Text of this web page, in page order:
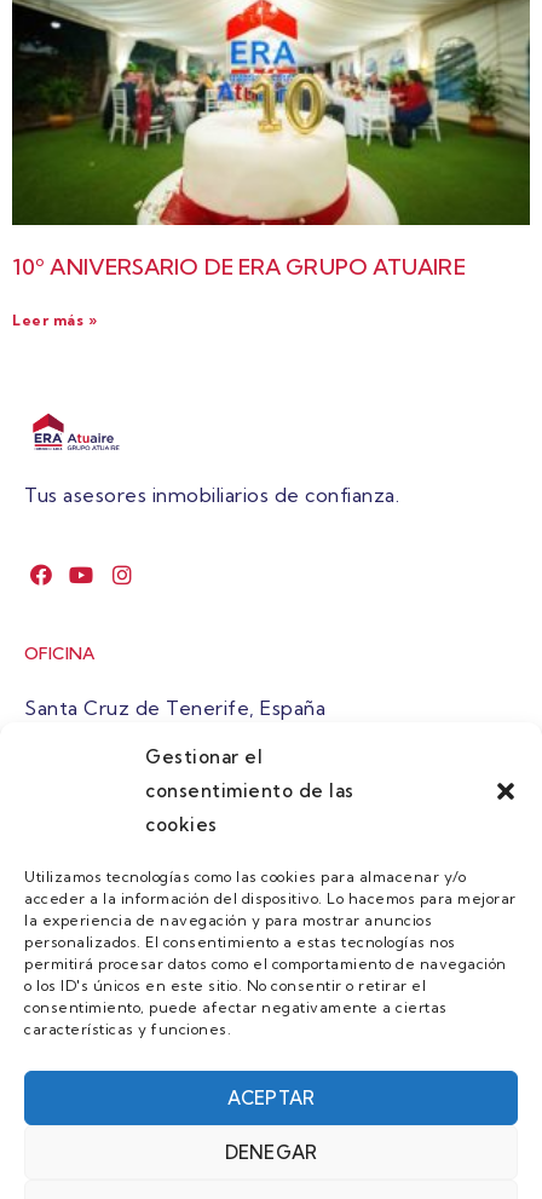
Gestionar el
consentimiento de las
cookies
Utilizamos tecnologías como las cookies para almacenar y/o
acceder a la información del dispositivo. Lo hacemos para mejorar
la experiencia de navegación y para mostrar anuncios
personalizados. El consentimiento a estas tecnologías nos
permitirá procesar datos como el comportamiento de navegación
o los ID's únicos en este sitio. No consentir o retirar el
consentimiento, puede afectar negativamente a ciertas
características y funciones.
ACEPTAR
DENEGAR
10º ANIVERSARIO DE ERA GRUPO ATUAIRE
Leer más »
Tus asesores inmobiliarios de confianza.
OFICINA
Santa Cruz de Tenerife, España
atuaire@grupoatuaire.com
+34 638765829
MENU
Quienes Somos
Guias
Contacto
Únete